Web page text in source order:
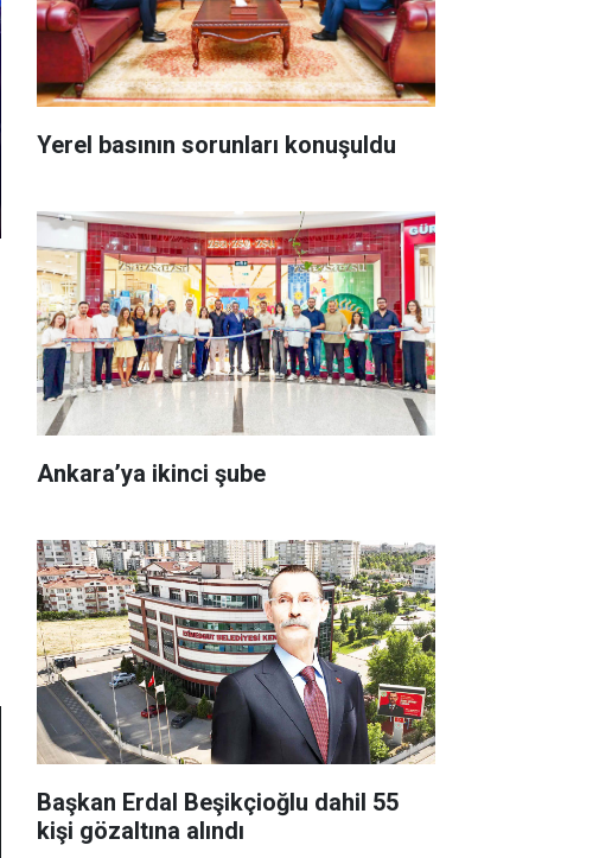
Yerel basının sorunları konuşuldu
Ankara’ya ikinci şube
Başkan Erdal Beşikçioğlu dahil 55
kişi gözaltına alındı